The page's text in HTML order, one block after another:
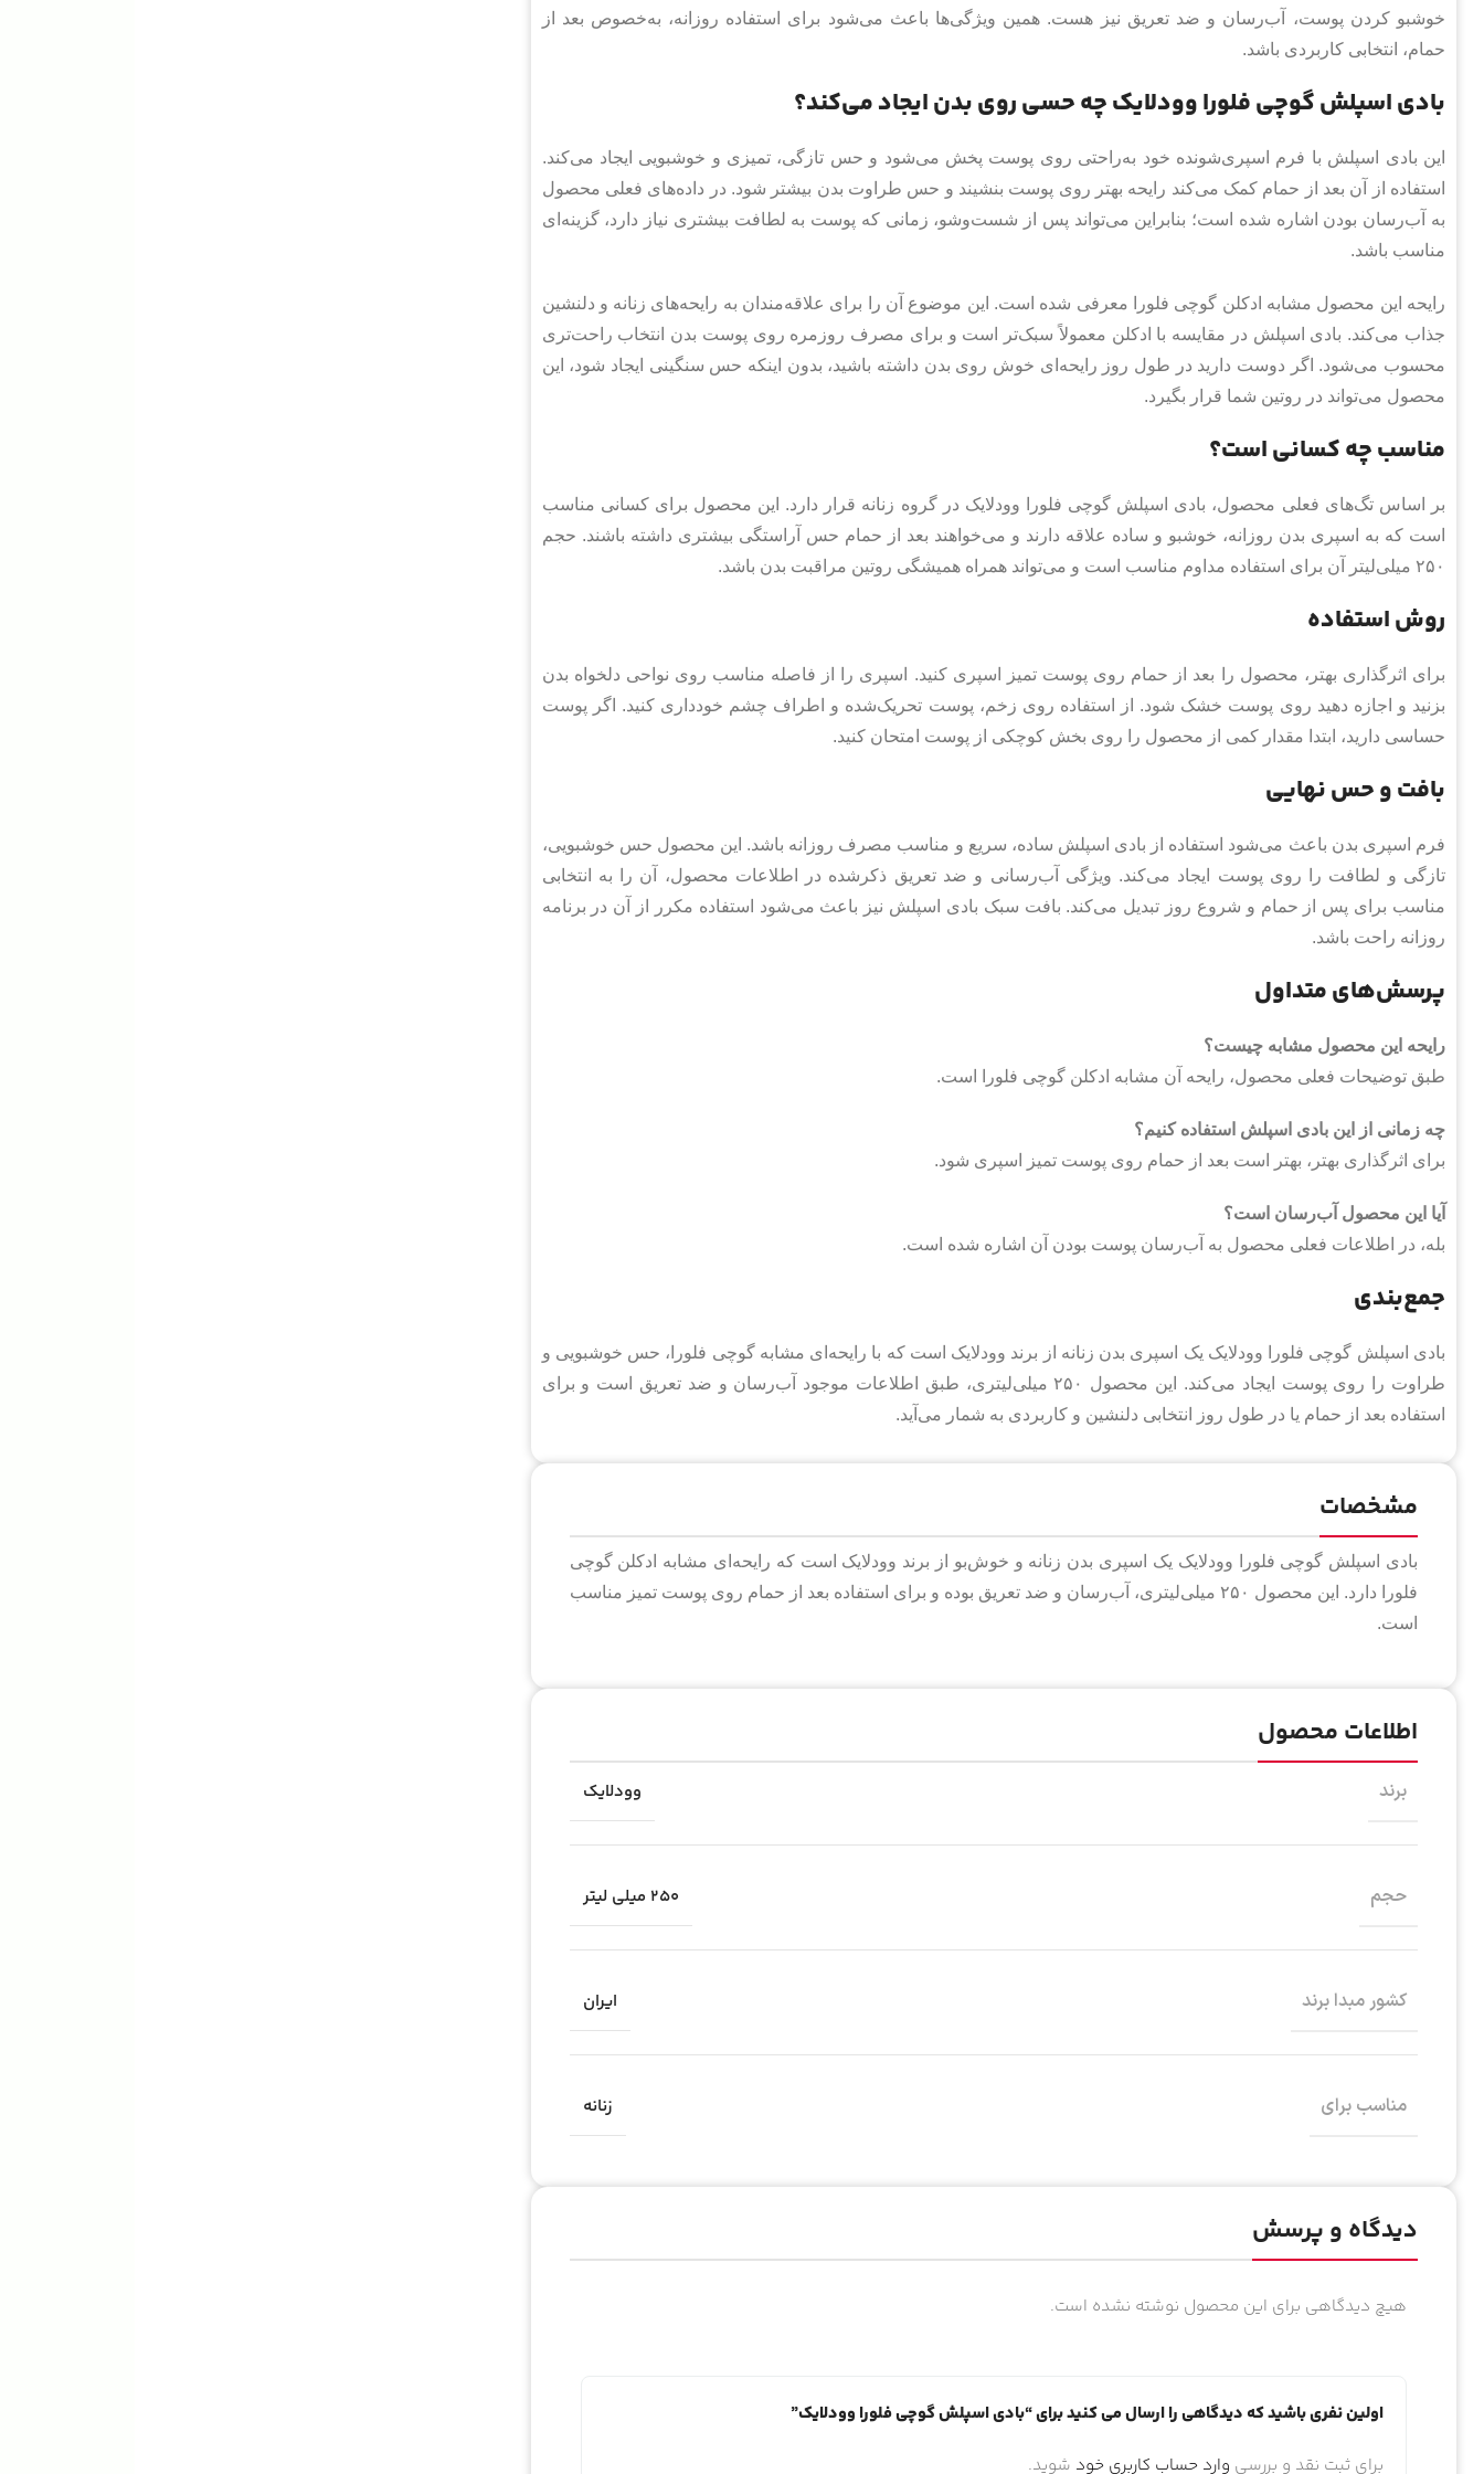
خوشبو کردن پوست، آب‌رسان و ضد تعریق نیز هست. همین ویژگی‌ها باعث می‌شود برای استفاده روزانه، به‌خصوص بعد از
حمام، انتخابی کاربردی باشد.
بادی اسپلش گوچی فلورا وودلایک چه حسی روی بدن ایجاد می‌کند؟
این بادی اسپلش با فرم اسپری‌شونده خود به‌راحتی روی پوست پخش می‌شود و حس تازگی، تمیزی و خوشبویی ایجاد می‌کند.
استفاده از آن بعد از حمام کمک می‌کند رایحه بهتر روی پوست بنشیند و حس طراوت بدن بیشتر شود. در داده‌های فعلی محصول
به آب‌رسان بودن اشاره شده است؛ بنابراین می‌تواند پس از شست‌وشو، زمانی که پوست به لطافت بیشتری نیاز دارد، گزینه‌ای
مناسب باشد.
رایحه این محصول مشابه ادکلن گوچی فلورا معرفی شده است. این موضوع آن را برای علاقه‌مندان به رایحه‌های زنانه و دلنشین
جذاب می‌کند. بادی اسپلش در مقایسه با ادکلن معمولاً سبک‌تر است و برای مصرف روزمره روی پوست بدن انتخاب راحت‌تری
محسوب می‌شود. اگر دوست دارید در طول روز رایحه‌ای خوش روی بدن داشته باشید، بدون اینکه حس سنگینی ایجاد شود، این
محصول می‌تواند در روتین شما قرار بگیرد.
مناسب چه کسانی است؟
بر اساس تگ‌های فعلی محصول، بادی اسپلش گوچی فلورا وودلایک در گروه زنانه قرار دارد. این محصول برای کسانی مناسب
است که به اسپری بدن روزانه، خوشبو و ساده علاقه دارند و می‌خواهند بعد از حمام حس آراستگی بیشتری داشته باشند. حجم
۲۵۰ میلی‌لیتر آن برای استفاده مداوم مناسب است و می‌تواند همراه همیشگی روتین مراقبت بدن باشد.
روش استفاده
برای اثرگذاری بهتر، محصول را بعد از حمام روی پوست تمیز اسپری کنید. اسپری را از فاصله مناسب روی نواحی دلخواه بدن
بزنید و اجازه دهید روی پوست خشک شود. از استفاده روی زخم، پوست تحریک‌شده و اطراف چشم خودداری کنید. اگر پوست
حساسی دارید، ابتدا مقدار کمی از محصول را روی بخش کوچکی از پوست امتحان کنید.
بافت و حس نهایی
فرم اسپری بدن باعث می‌شود استفاده از بادی اسپلش ساده، سریع و مناسب مصرف روزانه باشد. این محصول حس خوشبویی،
تازگی و لطافت را روی پوست ایجاد می‌کند. ویژگی آب‌رسانی و ضد تعریق ذکرشده در اطلاعات محصول، آن را به انتخابی
مناسب برای پس از حمام و شروع روز تبدیل می‌کند. بافت سبک بادی اسپلش نیز باعث می‌شود استفاده مکرر از آن در برنامه
روزانه راحت باشد.
پرسش‌های متداول
رایحه این محصول مشابه چیست؟
طبق توضیحات فعلی محصول، رایحه آن مشابه ادکلن گوچی فلورا است.
چه زمانی از این بادی اسپلش استفاده کنیم؟
برای اثرگذاری بهتر، بهتر است بعد از حمام روی پوست تمیز اسپری شود.
آیا این محصول آب‌رسان است؟
بله، در اطلاعات فعلی محصول به آب‌رسان پوست بودن آن اشاره شده است.
جمع‌بندی
بادی اسپلش گوچی فلورا وودلایک یک اسپری بدن زنانه از برند وودلایک است که با رایحه‌ای مشابه گوچی فلورا، حس خوشبویی و
طراوت را روی پوست ایجاد می‌کند. این محصول ۲۵۰ میلی‌لیتری، طبق اطلاعات موجود آب‌رسان و ضد تعریق است و برای
استفاده بعد از حمام یا در طول روز انتخابی دلنشین و کاربردی به شمار می‌آید.
مشخصات
بادی اسپلش گوچی فلورا وودلایک یک اسپری بدن زنانه و خوش‌بو از برند وودلایک است که رایحه‌ای مشابه ادکلن گوچی
فلورا دارد. این محصول ۲۵۰ میلی‌لیتری، آب‌رسان و ضد تعریق بوده و برای استفاده بعد از حمام روی پوست تمیز مناسب
است.
اطلاعات محصول
برند وودلایک
حجم ۲۵۰ میلی لیتر
کشور مبدا برند ایران
مناسب برای زنانه
دیدگاه و پرسش
هیچ دیدگاهی برای این محصول نوشته نشده است.
اولین نفری باشید که دیدگاهی را ارسال می کنید برای “بادی اسپلش گوچی فلورا وودلایک”
برای ثبت نقد و بررسی وارد حساب کاربری خود شوید.